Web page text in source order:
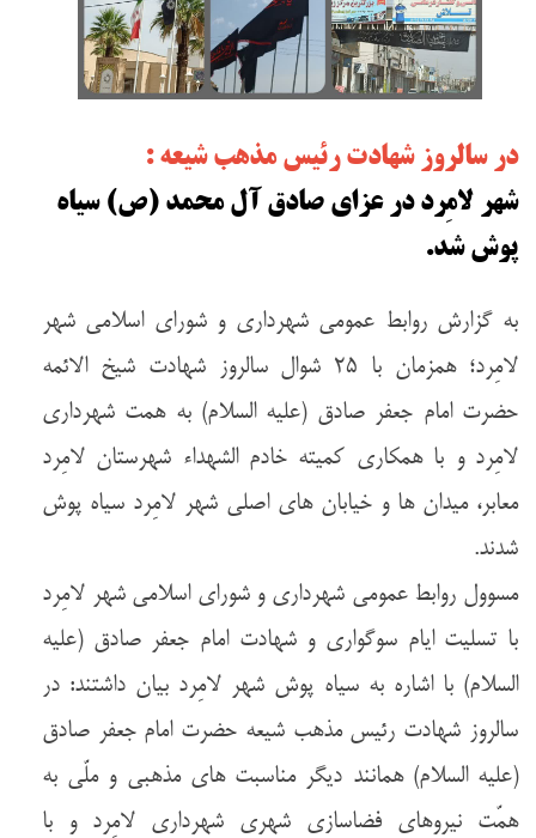
در سالروز شهادت رئیس مذهب شیعه :
شهر لامِرد در عزای صادق آل محمد (ص) سیاه
پوش شد.
به گزارش روابط عمومی شهرداری و شورای اسلامی شهر
لامِرد؛ همزمان با ۲۵ شوال سالروز شهادت شیخ الائمه
حضرت امام جعفر صادق (علیه السلام) به همت شهرداری
لامِرد و با همکاری کمیته خادم الشهداء شهرستان لامِرد
معابر، میدان ها و خیابان های اصلی شهر لامِرد سیاه پوش
شدند.
مسوول روابط عمومی شهرداری و شورای اسلامی شهر لامِرد
با تسلیت ایام سوگواری و شهادت امام جعفر صادق (علیه
السلام) با اشاره به سیاه پوش شهر لامِرد بیان داشتند: در
سالروز شهادت رئیس مذهب شیعه حضرت امام جعفر صادق
(علیه السلام) همانند دیگر مناسبت های مذهبی و ملّی به
همّت نیروهای فضاسازی شهری شهرداری لامِرد و با